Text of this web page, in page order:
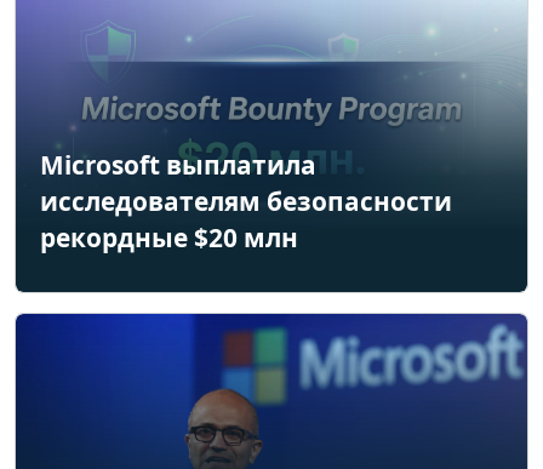
Microsoft выплатила
исследователям безопасности
рекордные $20 млн